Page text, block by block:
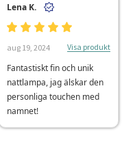
Lena K.
aug 19, 2024 Visa produkt
Fantastiskt fin och unik
nattlampa, jag älskar den
personliga touchen med
namnet!